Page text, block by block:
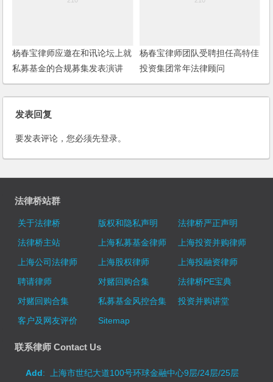
杨春宝律师应邀在和讯论坛上就
私募基金的合规募集发表演讲
杨春宝律师团队受聘担任高特佳
投资集团常年法律顾问
发表回复
要发表评论，您必须先登录。
法律桥站群
关于法律桥 版权和隐私声明
法律桥严正声明
法律桥主站
上海私募基金律师
上海投资并购律师
上海公司法律师
上海股权律师
上海投融资律师
聘请律师
对赌回购合集
法律桥PE宝典
对赌回购合集
私募基金风控合集
投资并购讲堂
客户及网友评价
Sitemap
联系律师 Contact Us
Add: 上海市世纪大道100号环球金融中心9层/24层/25层